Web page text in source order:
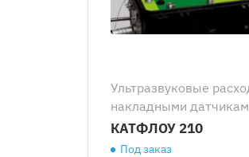
Ультразвуковые
накладными
КАТФЛОУ 210
Под заказ